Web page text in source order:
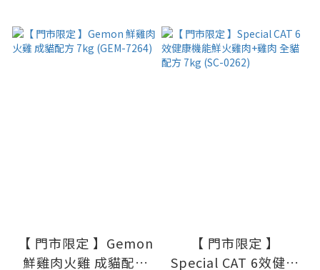
【 門市限定 】Gemon
鮮雞肉火雞 成貓配方
【 門市限定 】
Special CAT 6效健康